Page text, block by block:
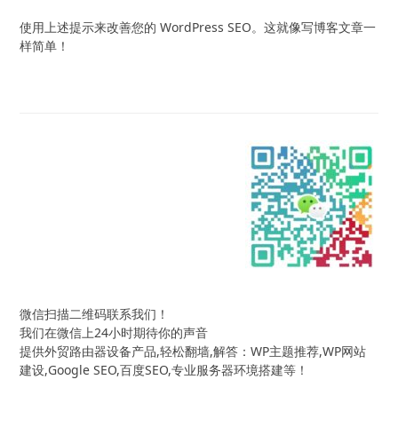
使用上述提示来改善您的 WordPress SEO。这就像写博客文章一
样简单！
微信扫描二维码联系我们！
我们在微信上24小时期待你的声音
提供外贸路由器设备产品,轻松翻墙,解答：WP主题推荐,WP网站
建设,Google SEO,百度SEO,专业服务器环境搭建等！